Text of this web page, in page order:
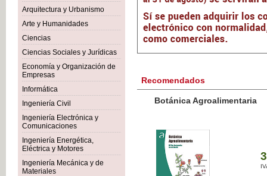
Arquitectura y Urbanismo
Arte y Humanidades
Ciencias
Ciencias Sociales y Jurídicas
Economía y Organización de
Empresas
Informática
Ingeniería Civil
Ingeniería Electrónica y
Comunicaciones
Ingeniería Energética,
Eléctrica y Motores
Ingeniería Mecánica y de
Materiales
Recomendados
Botánica Agroalimentaria
IVA